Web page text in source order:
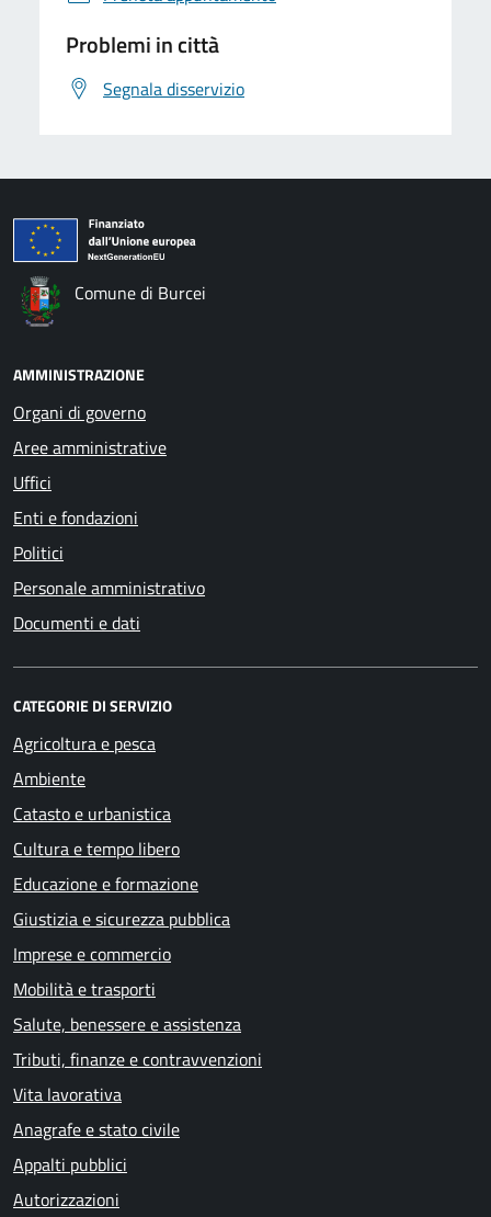
Problemi in città
Segnala disservizio
Comune di Burcei
AMMINISTRAZIONE
Organi di governo
Aree amministrative
Uffici
Enti e fondazioni
Politici
Personale amministrativo
Documenti e dati
CATEGORIE DI SERVIZIO
Agricoltura e pesca
Ambiente
Catasto e urbanistica
Cultura e tempo libero
Educazione e formazione
Giustizia e sicurezza pubblica
Imprese e commercio
Mobilità e trasporti
Salute, benessere e assistenza
Tributi, finanze e contravvenzioni
Vita lavorativa
Anagrafe e stato civile
Appalti pubblici
Autorizzazioni